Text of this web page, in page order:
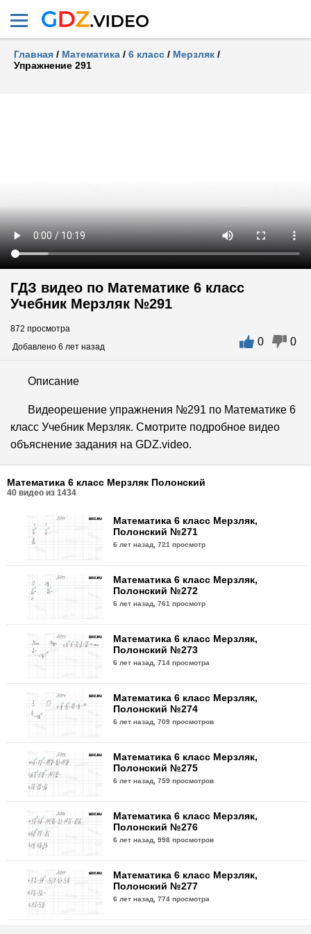
Главная / Математика / 6 класс / Мерзляк /
Упражнение 291
ГДЗ видео по Математике 6 класс
Учебник Мерзляк №291
872 просмотра
Добавлено 6 лет назад
0 0
Описание
Видеорешение упражнения №291 по Математике 6
класс Учебник Мерзляк. Смотрите подробное видео
объяснение задания на GDZ.video.
Математика 6 класс Мерзляк Полонский
40 видео из 1434
Математика 6 класс Мерзляк,
Полонский №271
6 лет назад,721 просмотр
Математика 6 класс Мерзляк,
Полонский №272
6 лет назад,761 просмотр
Математика 6 класс Мерзляк,
Полонский №273
6 лет назад,714 просмотра
Математика 6 класс Мерзляк,
Полонский №274
6 лет назад,709 просмотров
Математика 6 класс Мерзляк,
Полонский №275
6 лет назад,759 просмотров
Математика 6 класс Мерзляк,
Полонский №276
6 лет назад,998 просмотров
Математика 6 класс Мерзляк,
Полонский №277
6 лет назад,774 просмотра